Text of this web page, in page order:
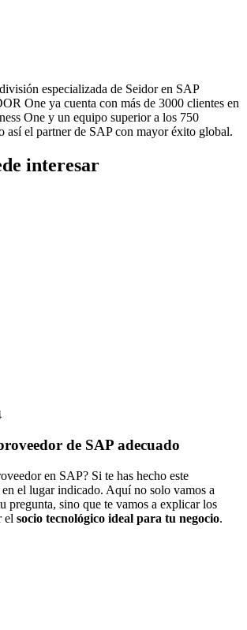
especializada de Seidor en SAP
One ya cuenta con más de 3000 clientes en
One y un equipo superior a los 750
así el partner de SAP con mayor éxito global.
interesar
de SAP adecuado
en SAP? Si te has hecho este
en el lugar indicado. Aquí no solo vamos a
pregunta, sino que te vamos a explicar los
el socio tecnológico ideal para tu negocio.